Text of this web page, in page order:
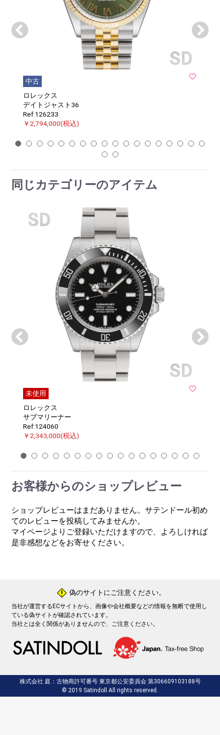
中古
ロレックス
デイトジャスト36
Ref:126233
￥2,794,000(税込)
1 2 3 4 5 6 7 8 9 10 11 12 13 14 15 16 17
18
19
20
同じカテゴリーのアイテム
未使用
ロレックス
サブマリーナー
Ref:124060
￥2,343,000(税込)
1 2 3 4 5 6 7 8 9 10 11 12 13 14 15 16 17
お客様からのショップレビュー
ショップレビューはまだありません。サテンドール初め
てのレビューを投稿してみませんか。
マイページよりご登録いただけますので、よろしければ
是非感想などをお寄せください。
! 偽のサイトにご注意ください。
当社が運営するECサイトから、画像や会社概要などの情報を無断で使用し
ている偽サイトが確認されています。
当社とは全く関係がありませんので、ご注意ください。
株式会社 庭：古物商許可番号 東京都公安委員会 第306609103188号
© 2019 Satindoll All rights reserved.